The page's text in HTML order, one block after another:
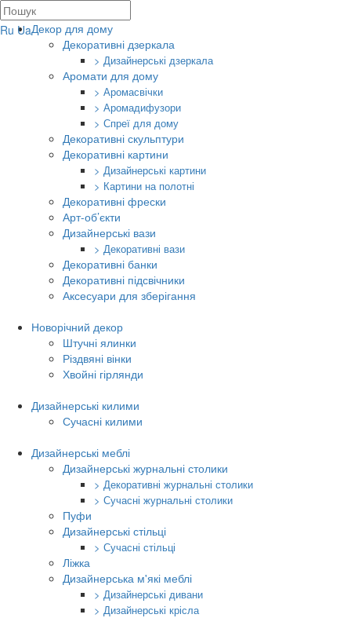
Ru UaДекор для дому
Декоративні дзеркала
> Дизайнерські дзеркала
Аромати для дому
> Аромасвічки
> Аромадифузори
> Спреї для дому
Декоративні скульптури
Декоративні картини
> Дизайнерські картини
> Картини на полотні
Декоративні фрески
Арт-об’єкти
Дизайнерські вази
> Декоративні вази
Декоративні банки
Декоративні підсвічники
Аксесуари для зберігання
Новорічний декор
Штучні ялинки
Різдвяні вінки
Хвойні гірлянди
Дизайнерські килими
Сучасні килими
Дизайнерські меблі
Дизайнерські журнальні столики
> Декоративні журнальні столики
> Сучасні журнальні столики
Пуфи
Дизайнерські стільці
> Сучасні стільці
Ліжка
Дизайнерська м'які меблі
> Дизайнерські дивани
> Дизайнерські крісла